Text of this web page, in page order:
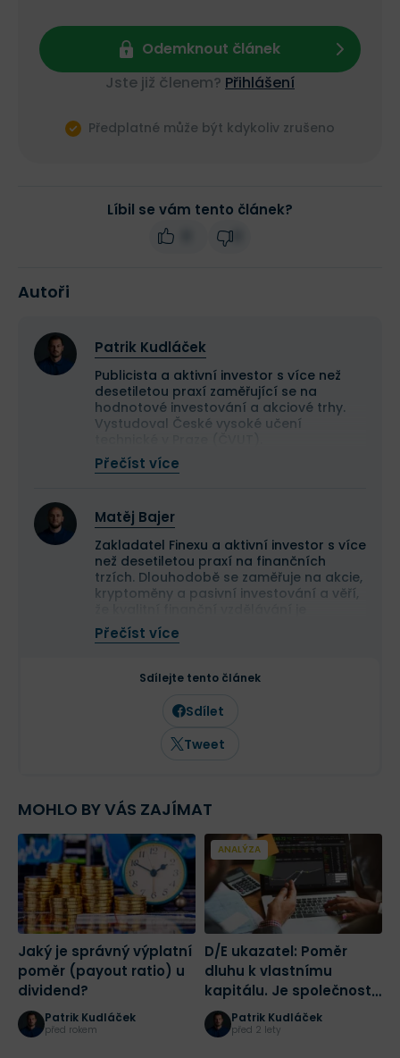
Odemknout článek
Jste již členem? Přihlášení
Předplatné může být kdykoliv zrušeno
Líbil se vám tento článek?
Autoři
Patrik Kudláček
Publicista a aktivní investor s více než
desetiletou praxí zaměřující se na
hodnotové investování a akciové trhy.
Vystudoval České vysoké učení
Ve své investiční strategii kombinuje
aktivní i pasivní přístup a zaměřuje se
článcích se věnuje investičním
strategiím, psychologii investování a
analýze jednotlivých akcií.
Přečíst více
Matěj Bajer
Zakladatel Finexu a aktivní investor s více
než desetiletou praxí na finančních
trzích. Dlouhodobě se zaměřuje na akcie,
kryptoměny a pasivní investování a věří,
základem úspěšného budování majetku.
Jeho cílem je pomáhat lidem lépe se
zpřístupňovat kvalitní informace a
přispívat ke zvyšování finanční
gramotnosti v Česku a na Slovensku.
Přečíst více
Sdílejte tento článek
Sdílet
Tweet
MOHLO BY VÁS ZAJÍMAT
Jaký je správný výplatní
poměr (payout ratio) u
dividend?
Patrik Kudláček
před rokem
ANALÝZA
D/E ukazatel: Poměr
dluhu k vlastnímu
kapitálu. Je společnost
zadlužená a riziková?
Tento ukazatel vám to
Patrik Kudláček
před 2 lety